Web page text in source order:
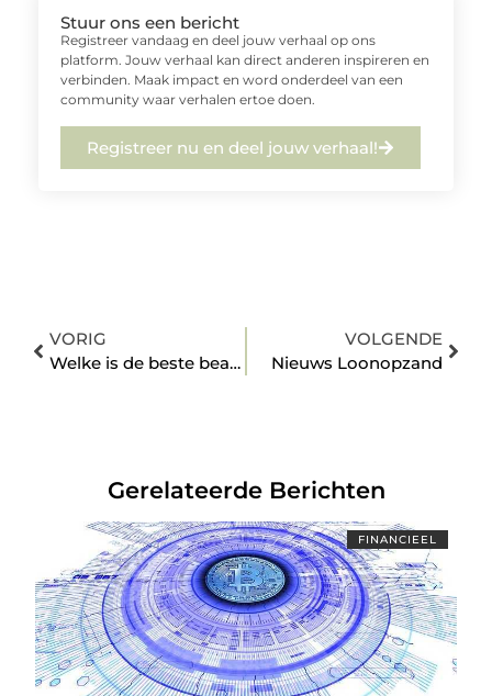
Stuur ons een bericht
Registreer vandaag en deel jouw verhaal op ons
platform. Jouw verhaal kan direct anderen inspireren en
verbinden. Maak impact en word onderdeel van een
community waar verhalen ertoe doen.
Registreer nu en deel jouw verhaal!
VORIG
Welke is de beste beamer voor thuis?
VOLGENDE
Nieuws Loonopzand
Gerelateerde Berichten
FINANCIEEL